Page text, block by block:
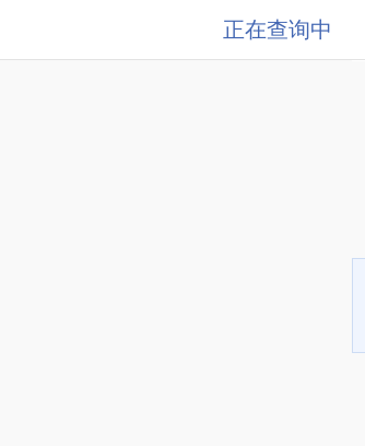
正在查询中